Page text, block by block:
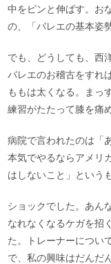
中をピンと伸ばす。お
の、「バレエの基本姿
でも、どうしても、西
バレエのお稽古をすれ
ももは太くなる。まっ
練習がたたって膝を痛
病院で言われたのは「
本気でやるならアメリ
はしないこと」という
ショックでした。あん
なれなくなるケガを招
た。トレーナーについ
で、私の興味はだんだ